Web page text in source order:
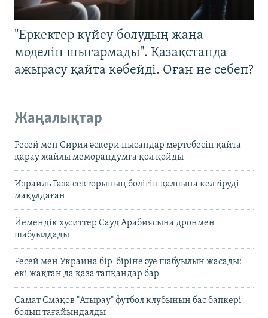
"Еркектер күйеу болудың жаңа
моделін шығармады". Қазақстанда
ажырасу қайта көбейді. Оған не себеп?
Жаңалықтар
Ресей мен Сирия әскери нысандар мәртебесін қайта
қарау жайлы меморандумға қол қойды
Израиль Газа секторының бөлігін қалпына келтіруді
мақұлдаған
Йемендік хуситтер Сауд Арабиясына дронмен
шабуылдады
Ресей мен Украина бір-біріне әуе шабуылын жасады:
екі жақтан да қаза тапқандар бар
Самат Смақов "Атырау" футбол клубының бас бапкері
болып тағайындалды